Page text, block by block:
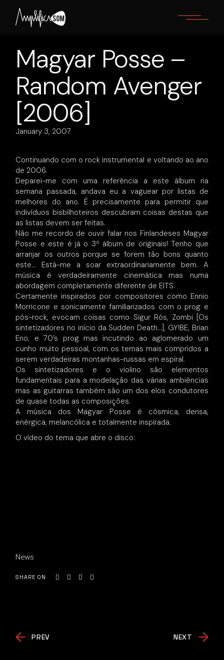
content
Magyar Posse –
Random Avenger
[2006]
January 3, 2007
Continuando com o rock instrumental e voltando ao ano
de 2006.
Deparei-me com uma referência a este álbum na
semana passada, andava eu a vaguear por listas de
melhores do ano. É precisamente para permitir que
indivíduos bisbilhoteiros descubram coisas destas que
as listas devem ser feitas.
Não me recordo de ouvir falar nos Finlandeses Magyar
Posse e este é já o 3º álbum de originais! Tenho que
arranjar os outros porque se forem tão bons quanto
este… Está-me a soar extraordinariamente bem. A
música é verdadeiramente cinemática mas numa
abordagem completamente diferente de EITS.
Certamente inspirados por compositores como Ennio
Morricone e sonicamente familiarizados com o prog e
pós-rock, evocam coisas como Sigur Rós, Zombi [Os
sintetizadores no início da Sudden Death…], GY!BE, Brian
Eno, e 70’s prog mas incutindo ao aglomerado um
cunho muito pessoal, com os temas mais compridos a
serem verdadeiras montanhas-russas em espiral.
Os sintetizadores e o violino são elementos
fundamentais para a modelação das várias ambiências
mas as guitarras também são um dos elos condutores
de quase todas as composições.
A música dos Magyar Posse é cósmica, densa,
enérgica, melancólica e totalmente inspirada.
O vídeo do tema que abre o disco:
News
SHARE ON
PREV NEXT